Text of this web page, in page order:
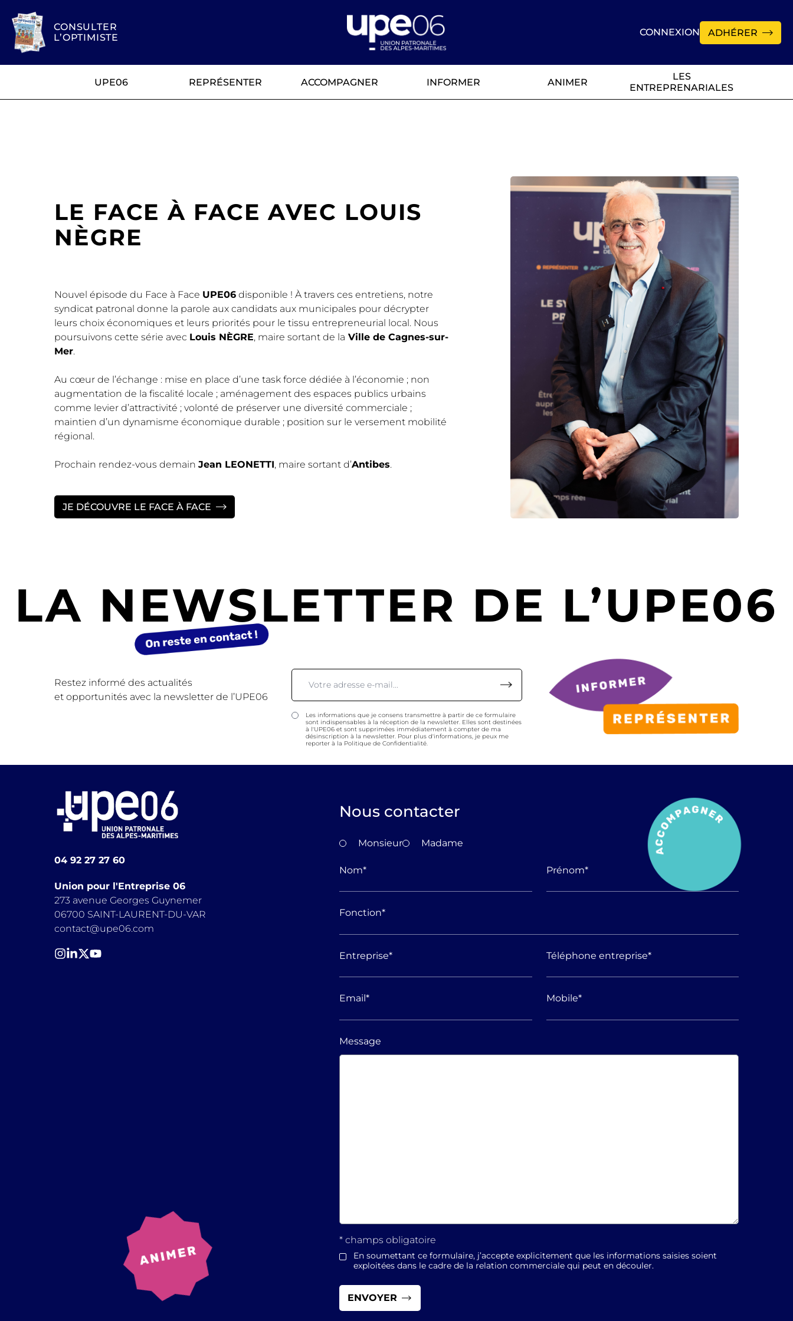
CONSULTER
L’OPTIMISTE
CONNEXION ADHÉRER
UPE06 REPRÉSENTER ACCOMPAGNER INFORMER ANIMER
LES
ENTREPRENARIALES
LE FACE À FACE AVEC LOUIS
NÈGRE
Nouvel épisode du Face à Face UPE06 disponible ! À travers ces entretiens, notre
syndicat patronal donne la parole aux candidats aux municipales pour décrypter
leurs choix économiques et leurs priorités pour le tissu entrepreneurial local. Nous
poursuivons cette série avec Louis NÈGRE, maire sortant de la Ville de Cagnes-sur-
Mer.
Au cœur de l’échange : mise en place d’une task force dédiée à l’économie ; non
augmentation de la fiscalité locale ; aménagement des espaces publics urbains
comme levier d’attractivité ; volonté de préserver une diversité commerciale ;
maintien d’un dynamisme économique durable ; position sur le versement mobilité
régional.
Prochain rendez-vous demain Jean LEONETTI, maire sortant d’Antibes.
JE DÉCOUVRE LE FACE À FACE
LA NEWSLETTER DE L’UPE06
Restez informé des actualités
et opportunités avec la newsletter de l’UPE06
Les informations que je consens transmettre à partir de ce formulaire
sont indispensables à la réception de la newsletter. Elles sont destinées
à l'UPE06 et sont supprimées immédiatement à compter de ma
désinscription à la newsletter. Pour plus d'informations, je peux me
reporter à la Politique de Confidentialité.
04 92 27 27 60
Union pour l'Entreprise 06
273 avenue Georges Guynemer
06700 SAINT-LAURENT-DU-VAR
contact@upe06.com
Nous contacter
Monsieur Madame
Nom* Prénom*
Fonction*
Entreprise* Téléphone entreprise*
Email* Mobile*
Message
* champs obligatoire
En soumettant ce formulaire, j’accepte explicitement que les informations saisies soient
exploitées dans le cadre de la relation commerciale qui peut en découler.